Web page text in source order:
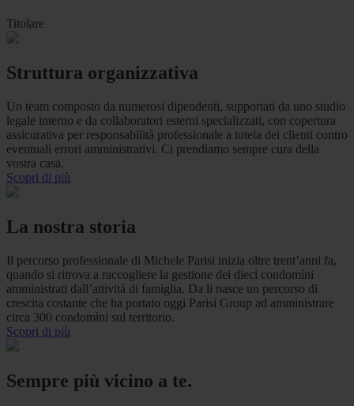
Titolare
Struttura organizzativa
Un team composto da numerosi dipendenti, supportati da uno studio
legale interno e da collaboratori esterni specializzati, con copertura
assicurativa per responsabilità professionale a tutela dei clienti contro
eventuali errori amministrativi. Ci prendiamo sempre cura della
vostra casa.
Scopri di più
La nostra storia
Il percorso professionale di Michele Parisi inizia oltre trent’anni fa,
quando si ritrova a raccogliere la gestione dei dieci condomìni
amministrati dall’attività di famiglia. Da li nasce un percorso di
crescita costante che ha portato oggi Parisi Group ad amministrare
circa 300 condomìni sul territorio.
Scopri di più
Sempre più vicino a te.